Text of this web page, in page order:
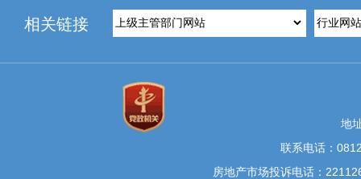
相关链接
地
联系电话：
房地产市场投诉电话：